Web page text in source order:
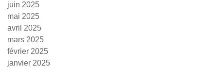
juin 2025
mai 2025
avril 2025
mars 2025
février 2025
janvier 2025